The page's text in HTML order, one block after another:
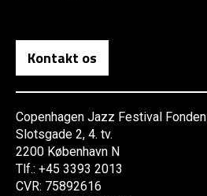
Kontakt os
Copenhagen Jazz Festival Fonden
Slotsgade 2, 4. tv.
2200 København N
Tlf.: +45 3393 2013
CVR: 75892616